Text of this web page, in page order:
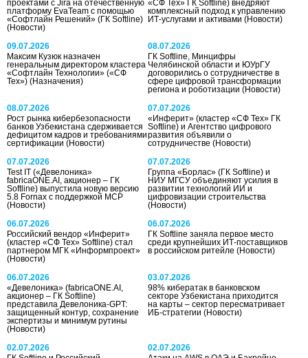
проектами с Jira на отечественную
платформу EvaTeam с помощью
«Софтлайн Решений» (ГК Softline)
(Новости)
«СФ Тех» ГК Softline) внедряют
комплексный подход к управлению
ИТ-услугами и активами(Новости)
09.07.2026
Максим Кузюк назначен
генеральным директором кластера
«Софтлайн Технологии» («СФ
Тех») (Назначения)
08.07.2026
ГК Softline, Минцифры
Челябинской области и ЮУрГУ
договорились о сотрудничестве в
сфере цифровой трансформации
региона и роботизации(Новости)
08.07.2026
Рост рынка кибербезопасности
банков Узбекистана сдерживается
дефицитом кадров и требованиями
сертификации (Новости)
07.07.2026
«Инферит» (кластер «СФ Тех» ГК
Softline) и Агентство цифрового
развития объявили о
сотрудничестве(Новости)
07.07.2026
Test IT («Девелоника»
fabricaONE.AI, акционер – ГК
Softline) выпустила новую версию
5.8 Fornax с поддержкой MCP
(Новости)
07.07.2026
Группа «Борлас» (ГК Softline) и
НИУ МГСУ объединяют усилия в
развитии технологий ИИ и
цифровизации строительства
(Новости)
06.07.2026
Российский вендор «Инферит»
(кластер «СФ Тех» Softline) стал
партнером МГК «Информпроект»
(Новости)
06.07.2026
ГК Softline заняла первое место
среди крупнейших ИТ-поставщиков
в российском ритейле(Новости)
06.07.2026
«Девелоника» (fabricaONE.AI,
акционер – ГК Softline)
представила Девелоника-GPT:
защищенный контур, сохранение
экспертизы и минимум рутины
(Новости)
03.07.2026
98% кибератак в банковском
секторе Узбекистана приходится
на карты – сектор пересматривает
ИБ-стратегии(Новости)
02.07.2026
02.07.2026